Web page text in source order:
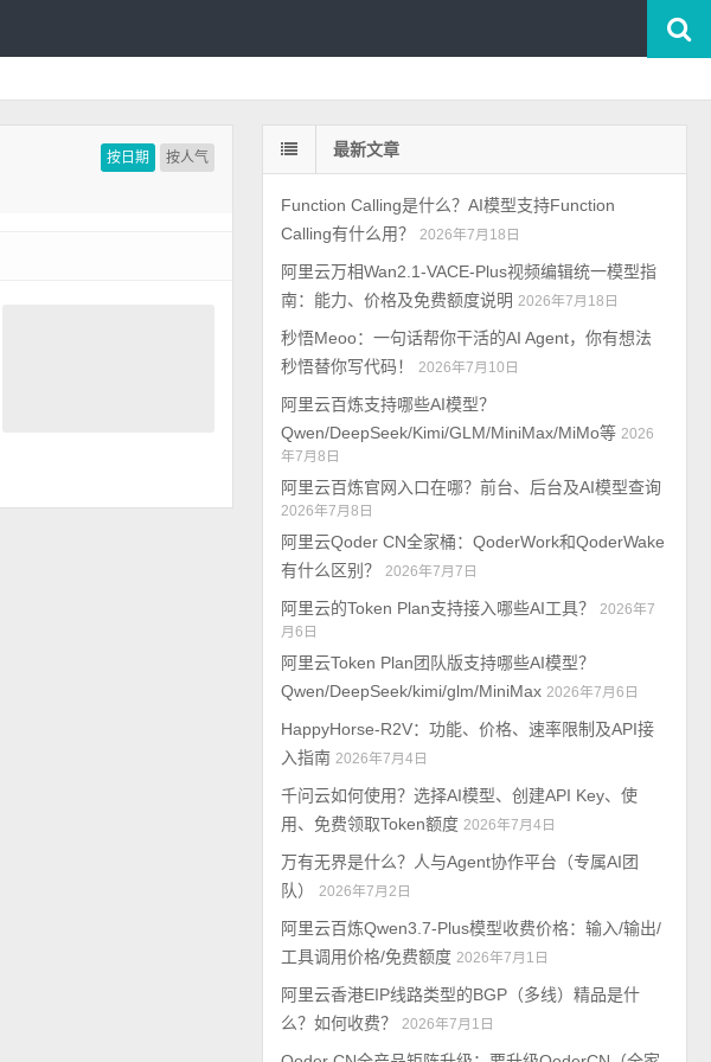
按日期 按人气 最新文章
Function Calling是什么？AI模型支持Function
Calling有什么用？
2026年7月18日
阿里云万相Wan2.1-VACE-Plus视频编辑统一模型指
南：能力、价格及免费额度说明 2026年7月18日
秒悟Meoo：一句话帮你干活的AI Agent，你有想法
秒悟替你写代码！
2026年7月10日
阿里云百炼支持哪些AI模型？
Qwen/DeepSeek/Kimi/GLM/MiniMax/MiMo等 2026
年7月8日
阿里云百炼官网入口在哪？前台、后台及AI模型查询
2026年7月8日
阿里云Qoder CN全家桶：QoderWork和QoderWake
有什么区别？
2026年7月7日
阿里云的Token Plan支持接入哪些AI工具？
2026年7
月6日
阿里云Token Plan团队版支持哪些AI模型？
Qwen/DeepSeek/kimi/glm/MiniMax 2026年7月6日
HappyHorse-R2V：功能、价格、速率限制及API接
入指南 2026年7月4日
千问云如何使用？选择AI模型、创建API Key、使
用、免费领取Token额度 2026年7月4日
万有无界是什么？人与Agent协作平台（专属AI团
队）
2026年7月2日
阿里云百炼Qwen3.7-Plus模型收费价格：输入/输出/
工具调用价格/免费额度 2026年7月1日
阿里云香港EIP线路类型的BGP（多线）精品是什
么？如何收费？
2026年7月1日